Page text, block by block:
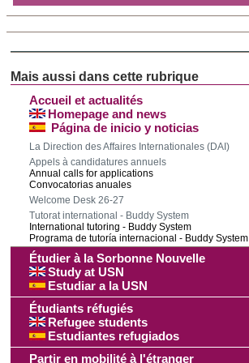
Accueil et actualités
Homepage and news
Página de inicio y noticias
La Direction des Affaires Internationales (DAI)
Appels à candidatures annuels
Annual calls for applications
Convocatorias anuales
Welcome Desk 26-27
Tutorat international - Buddy System
International tutoring - Buddy System
Programa de tutoría internacional - Buddy System
Étudier à la Sorbonne Nouvelle
Study at USN
Estudiar a la USN
Étudiants réfugiés
Refugee students
Estudiantes refugiados
Partir en mobilité à l'étranger